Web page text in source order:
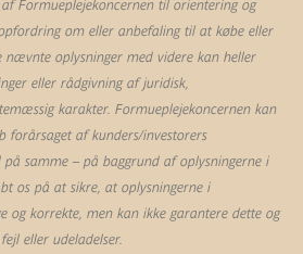
Formueplejekoncernen til orientering og
om eller anbefaling til at købe eller
oplysninger med videre kan heller
eller rådgivning af juridisk,
karakter. Formueplejekoncernen kan
forårsaget af kunders/investorers
samme – på baggrund af oplysningerne i
os på at sikre, at oplysningerne i
og korrekte, men kan ikke garantere dette og
eller udeladelser.